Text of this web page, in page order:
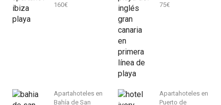
160€ 75€
Apartahoteles en
Bahía de San
Apartahoteles en
Puerto de